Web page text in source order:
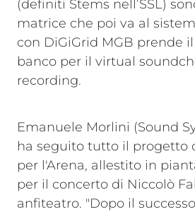
(definiti Stems nell’SSL)
matrice che poi va al
con DiGiGrid MGB prende
banco per il virtual
recording.
Emanuele Morlini (Sound
ha seguito tutto il progetto
per l'Arena, allestito in
per il concerto di Niccolò
anfiteatro. "Dopo il